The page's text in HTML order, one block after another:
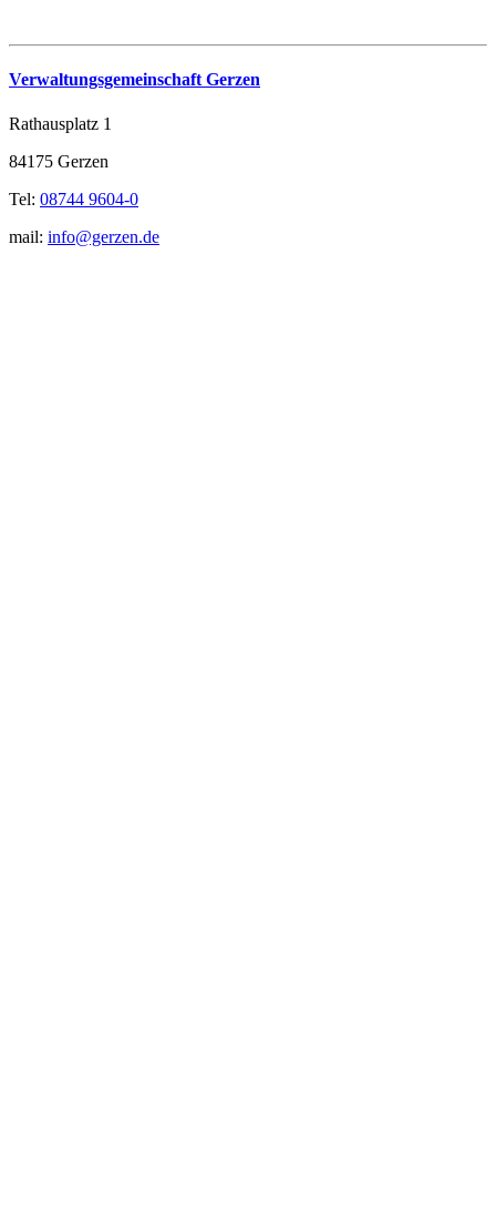
Verwaltungsgemeinschaft Gerzen
Rathausplatz 1
84175 Gerzen
Tel: 08744 9604-0
mail: info@gerzen.de